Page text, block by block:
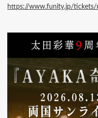
https://www.funity.jp/